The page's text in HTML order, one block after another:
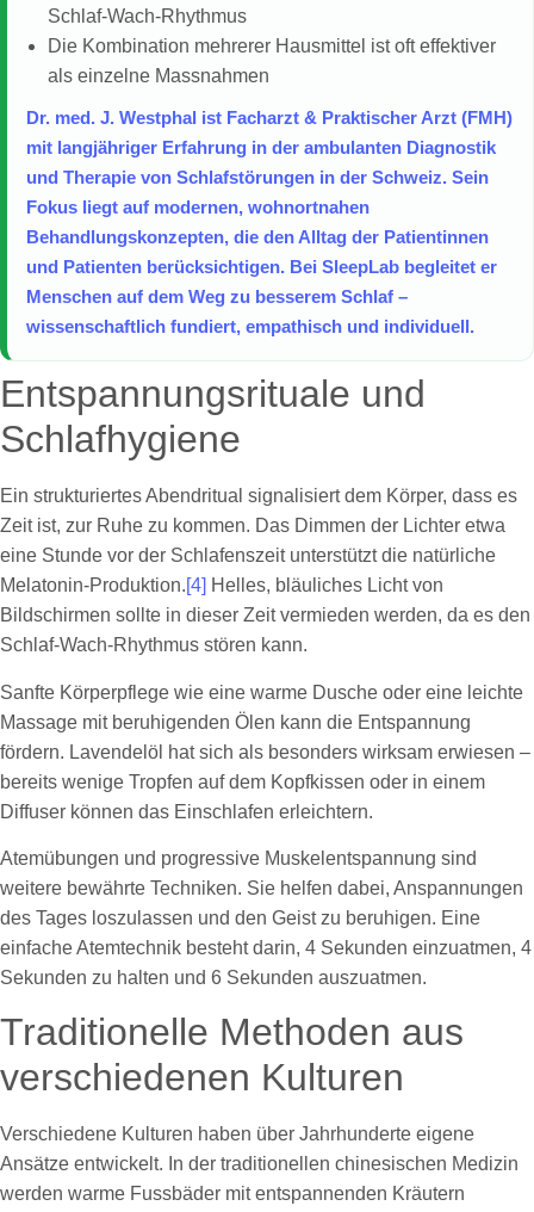
Schlaf-Wach-Rhythmus
Die Kombination mehrerer Hausmittel ist oft effektiver
als einzelne Massnahmen
Dr. med. J. Westphal ist Facharzt & Praktischer Arzt (FMH)
mit langjähriger Erfahrung in der ambulanten Diagnostik
und Therapie von Schlafstörungen in der Schweiz. Sein
Fokus liegt auf modernen, wohnortnahen
Behandlungskonzepten, die den Alltag der Patientinnen
und Patienten berücksichtigen. Bei SleepLab begleitet er
Menschen auf dem Weg zu besserem Schlaf –
wissenschaftlich fundiert, empathisch und individuell.
Entspannungsrituale und
Schlafhygiene
Ein strukturiertes Abendritual signalisiert dem Körper, dass es
Zeit ist, zur Ruhe zu kommen. Das Dimmen der Lichter etwa
eine Stunde vor der Schlafenszeit unterstützt die natürliche
Melatonin-Produktion.[4] Helles, bläuliches Licht von
Bildschirmen sollte in dieser Zeit vermieden werden, da es den
Schlaf-Wach-Rhythmus stören kann.
Sanfte Körperpflege wie eine warme Dusche oder eine leichte
Massage mit beruhigenden Ölen kann die Entspannung
fördern. Lavendelöl hat sich als besonders wirksam erwiesen –
bereits wenige Tropfen auf dem Kopfkissen oder in einem
Diffuser können das Einschlafen erleichtern.
Atemübungen und progressive Muskelentspannung sind
weitere bewährte Techniken. Sie helfen dabei, Anspannungen
des Tages loszulassen und den Geist zu beruhigen. Eine
einfache Atemtechnik besteht darin, 4 Sekunden einzuatmen, 4
Sekunden zu halten und 6 Sekunden auszuatmen.
Traditionelle Methoden aus
verschiedenen Kulturen
Verschiedene Kulturen haben über Jahrhunderte eigene
Ansätze entwickelt. In der traditionellen chinesischen Medizin
werden warme Fussbäder mit entspannenden Kräutern